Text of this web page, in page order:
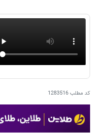
کد مطلب1283516